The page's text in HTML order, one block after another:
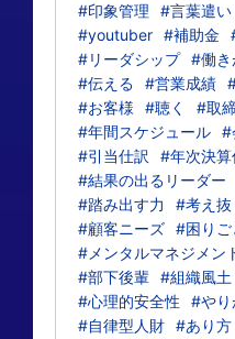
#印象管理
#言葉遣い
#youtuber #補助金
#リーダシップ #働き
#伝える
#営業成績
#お客様
#聴く #取
#年間スケジュール #
#引当仕訳
#年次決算
#結果の出るリーダー
#踏み出す力
#考え抜
#顧客ニーズ #困りご
#メンタルマネジメン
#部下後輩 #組織風土
#心理的安全性
#やり
#自律型人財 #あり方